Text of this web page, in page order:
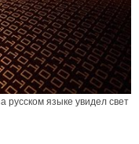
языке увидел свет